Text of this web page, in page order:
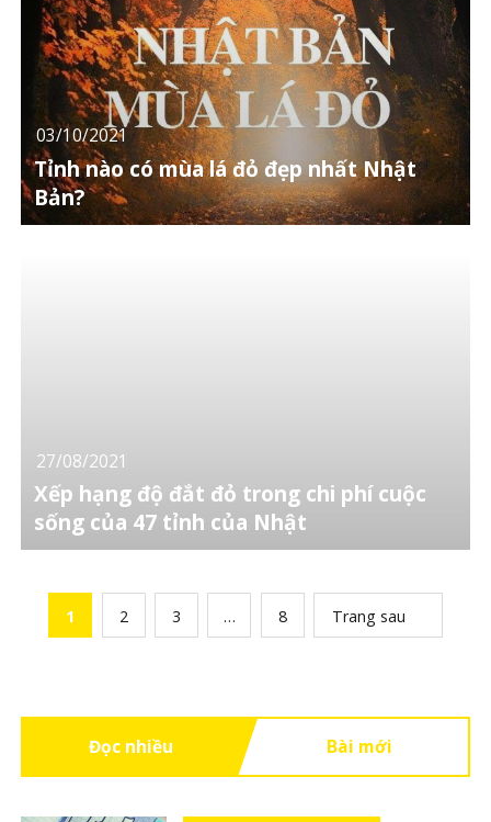
03/10/2021
Tỉnh nào có mùa lá đỏ đẹp nhất Nhật
Bản?
27/08/2021
Xếp hạng độ đắt đỏ trong chi phí cuộc
sống của 47 tỉnh của Nhật
1 2 3 … 8 Trang sau
Đọc nhiều Bài mới